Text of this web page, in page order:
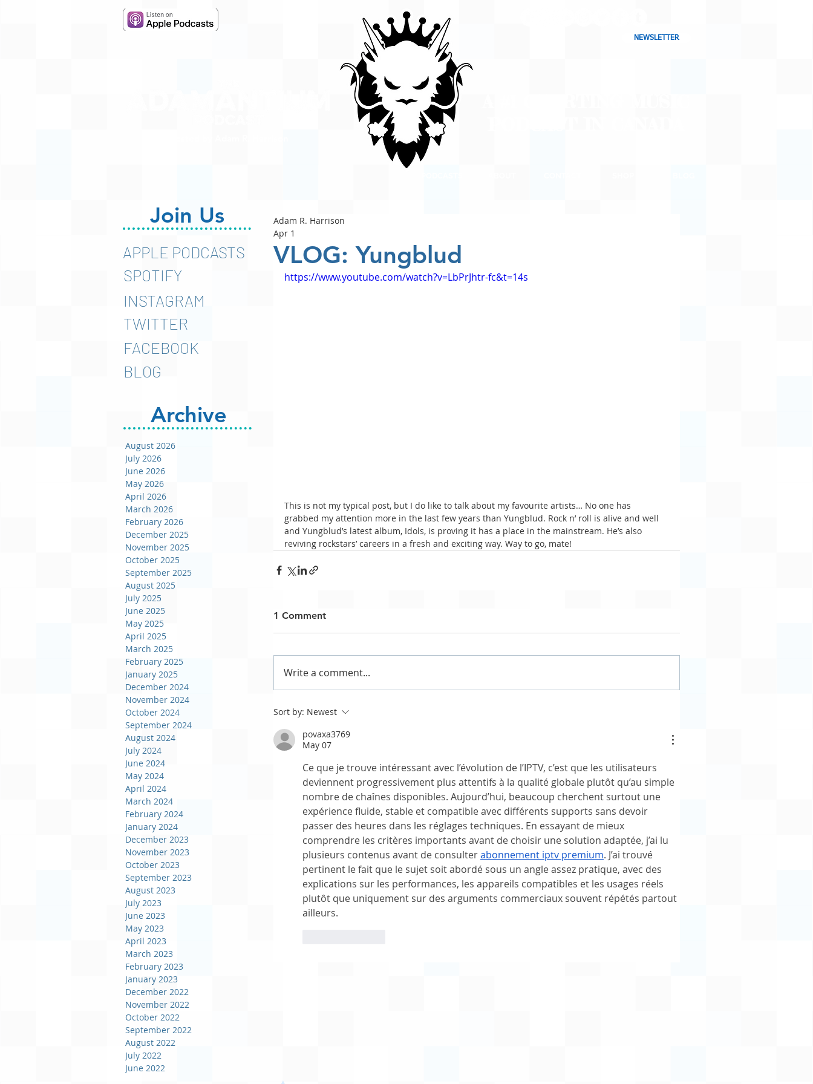
NEWSLETTER
Join Us
APPLE PODCASTS
SPOTIFY
INSTAGRAM
TWITTER
FACEBOOK
BLOG
Archive
August 2026
July 2026
June 2026
May 2026
April 2026
March 2026
February 2026
December 2025
November 2025
October 2025
September 2025
August 2025
July 2025
June 2025
May 2025
April 2025
March 2025
February 2025
January 2025
December 2024
November 2024
October 2024
September 2024
August 2024
July 2024
June 2024
May 2024
April 2024
March 2024
February 2024
January 2024
December 2023
November 2023
October 2023
September 2023
August 2023
July 2023
June 2023
May 2023
April 2023
March 2023
February 2023
January 2023
December 2022
November 2022
October 2022
September 2022
August 2022
July 2022
June 2022
VLOG: Yungblud
Adam R. Harrison
Apr 1
https://www.youtube.com/watch?v=LbPrJhtr-fc&t=14s
This is not my typical post, but I do like to talk about my favourite artists… No one has
grabbed my attention more in the last few years than Yungblud. Rock n’ roll is alive and well
and Yungblud’s latest album, Idols, is proving it has a place in the mainstream. He’s also
reviving rockstars’ careers in a fresh and exciting way. Way to go, mate!
1 Comment
Write a comment...
Sort by: Newest
povaxa3769
May 07
Ce que je trouve intéressant avec l’évolution de l’IPTV, c’est que les utilisateurs
deviennent progressivement plus attentifs à la qualité globale plutôt qu’au simple
nombre de chaînes disponibles. Aujourd’hui, beaucoup cherchent surtout une
expérience fluide, stable et compatible avec différents supports sans devoir
passer des heures dans les réglages techniques. En essayant de mieux
comprendre les critères importants avant de choisir une solution adaptée, j’ai lu
plusieurs contenus avant de consulter abonnement iptv premium. J’ai trouvé
pertinent le fait que le sujet soit abordé sous un angle assez pratique, avec des
explications sur les performances, les appareils compatibles et les usages réels
plutôt que uniquement sur des arguments commerciaux souvent répétés partout
ailleurs.